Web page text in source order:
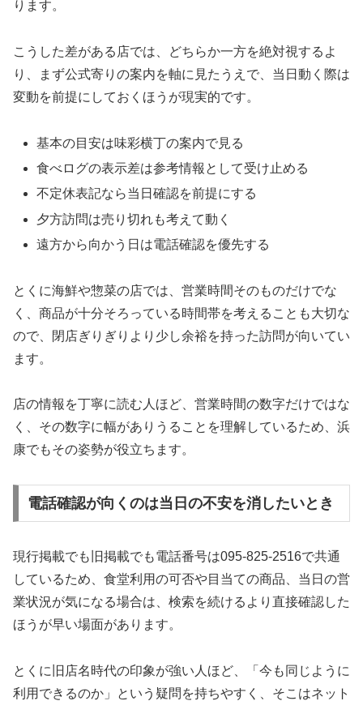
ります。
こうした差がある店では、どちらか一方を絶対視するよ
り、まず公式寄りの案内を軸に見たうえで、当日動く際は
変動を前提にしておくほうが現実的です。
基本の目安は味彩横丁の案内で見る
食べログの表示差は参考情報として受け止める
不定休表記なら当日確認を前提にする
夕方訪問は売り切れも考えて動く
遠方から向かう日は電話確認を優先する
とくに海鮮や惣菜の店では、営業時間そのものだけでな
く、商品が十分そろっている時間帯を考えることも大切な
ので、閉店ぎりぎりより少し余裕を持った訪問が向いてい
ます。
店の情報を丁寧に読む人ほど、営業時間の数字だけではな
く、その数字に幅がありうることを理解しているため、浜
康でもその姿勢が役立ちます。
電話確認が向くのは当日の不安を消したいとき
現行掲載でも旧掲載でも電話番号は095-825-2516で共通
しているため、食堂利用の可否や目当ての商品、当日の営
業状況が気になる場合は、検索を続けるより直接確認した
ほうが早い場面があります。
とくに旧店名時代の印象が強い人ほど、「今も同じように
利用できるのか」という疑問を持ちやすく、そこはネット